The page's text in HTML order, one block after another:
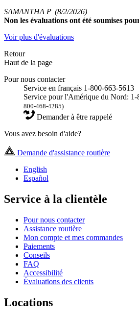
SAMANTHA P (8/2/2026)
Non les évaluations ont été soumises
Voir plus d'évaluations
Retour
Haut de la page
Pour nous contacter
Service en français 1-800-663-5613
Service pour l'Amérique du Nord:
800-468-4285)
Demander à être rappelé
Vous avez besoin d'aide?
Demande d'assistance routière
English
Español
Service à la clientèle
Pour nous contacter
Assistance routière
Mon compte et mes commandes
Paiements
Conseils
FAQ
Accessibilité
Évaluations des clients
Locations